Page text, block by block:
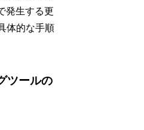
発生する更
体的な手順
ツールの